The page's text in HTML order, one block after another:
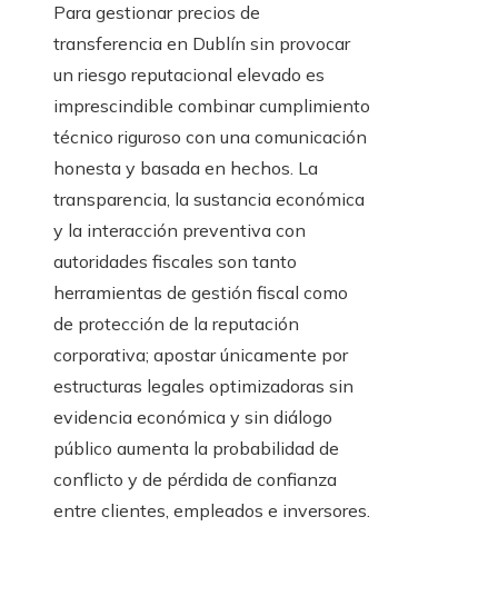
Para gestionar precios de
transferencia en Dublín sin provocar
un riesgo reputacional elevado es
imprescindible combinar cumplimiento
técnico riguroso con una comunicación
honesta y basada en hechos. La
transparencia, la sustancia económica
y la interacción preventiva con
autoridades fiscales son tanto
herramientas de gestión fiscal como
de protección de la reputación
corporativa; apostar únicamente por
estructuras legales optimizadoras sin
evidencia económica y sin diálogo
público aumenta la probabilidad de
conflicto y de pérdida de confianza
entre clientes, empleados e inversores.